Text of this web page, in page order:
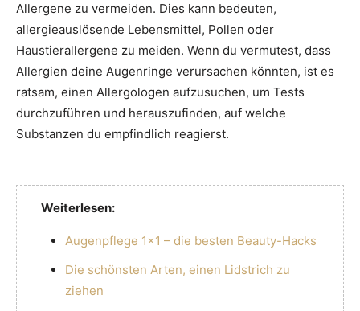
Allergene zu vermeiden. Dies kann bedeuten,
allergieauslösende Lebensmittel, Pollen oder
Haustierallergene zu meiden. Wenn du vermutest, dass
Allergien deine Augenringe verursachen könnten, ist es
ratsam, einen Allergologen aufzusuchen, um Tests
durchzuführen und herauszufinden, auf welche
Substanzen du empfindlich reagierst.
Weiterlesen:
Augenpflege 1×1 – die besten Beauty-Hacks
Die schönsten Arten, einen Lidstrich zu
ziehen